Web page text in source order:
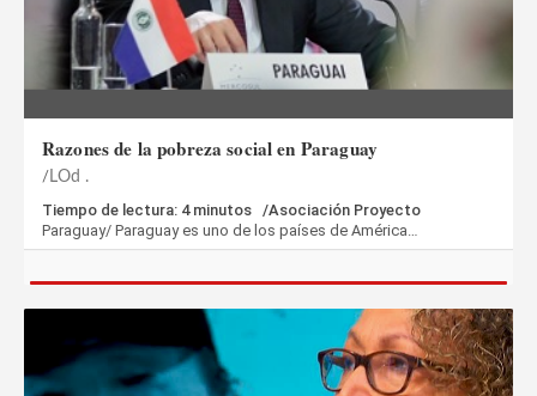
Razones de la pobreza social en Paraguay
LOd .
Tiempo de lectura: 4 minutos /Asociación Proyecto
Paraguay/ Paraguay es uno de los países de América…